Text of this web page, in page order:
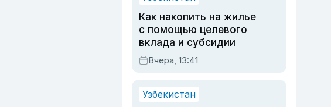
Как накопить на жилье
с помощью целевого
вклада и субсидии
Вчера, 13:41
Узбекистан